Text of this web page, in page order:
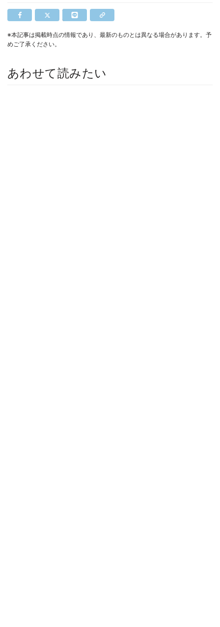
※本記事は掲載時点の情報であり、最新のものとは異なる場合があります。予
めご了承ください。
あわせて読みたい